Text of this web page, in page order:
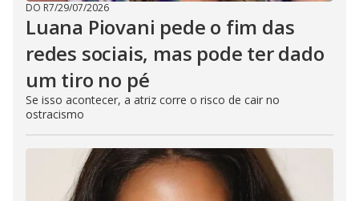
DO R7/29/07/2026
Luana Piovani pede o fim das
redes sociais, mas pode ter dado
um tiro no pé
Se isso acontecer, a atriz corre o risco de cair no
ostracismo